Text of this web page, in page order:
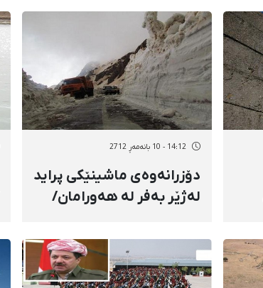
14:12 - 10 بانەمەڕ 2712
دۆزرانەوەی ماشینێكی پراید
لەژێر بەفر لە هەورامان/
پێداویستیی ریگاوبان